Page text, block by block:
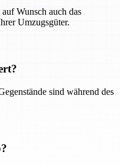
Wunsch auch das
Umzugsgüter.
sind während des